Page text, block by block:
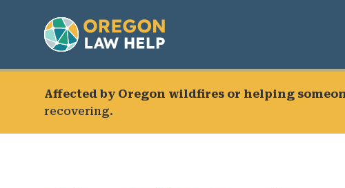
Affected by Oregon wildfires or helping
recovering.